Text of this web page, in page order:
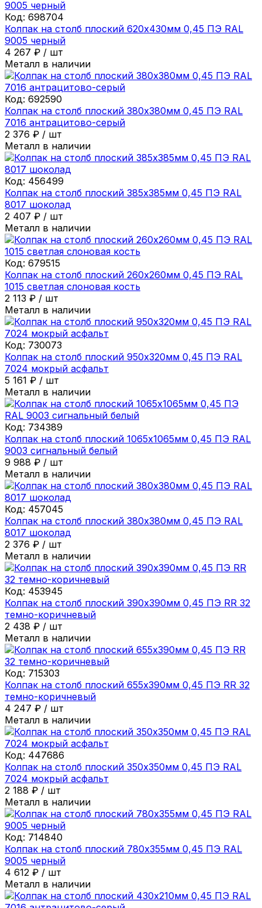
Код: 698704
Колпак на столб плоский 620х430мм 0,45 ПЭ RAL
9005 черный
4 267 ₽ / шт
Металл в наличии
Код: 692590
Колпак на столб плоский 380х380мм 0,45 ПЭ RAL
7016 антрацитово-серый
2 376 ₽ / шт
Металл в наличии
Код: 456499
Колпак на столб плоский 385х385мм 0,45 ПЭ RAL
8017 шоколад
2 407 ₽ / шт
Металл в наличии
Код: 679515
Колпак на столб плоский 260х260мм 0,45 ПЭ RAL
1015 светлая слоновая кость
2 113 ₽ / шт
Металл в наличии
Код: 730073
Колпак на столб плоский 950х320мм 0,45 ПЭ RAL
7024 мокрый асфальт
5 161 ₽ / шт
Металл в наличии
Код: 734389
Колпак на столб плоский 1065х1065мм 0,45 ПЭ RAL
9003 сигнальный белый
9 988 ₽ / шт
Металл в наличии
Код: 457045
Колпак на столб плоский 380х380мм 0,45 ПЭ RAL
8017 шоколад
2 376 ₽ / шт
Металл в наличии
Код: 453945
Колпак на столб плоский 390х390мм 0,45 ПЭ RR 32
темно-коричневый
2 438 ₽ / шт
Металл в наличии
Код: 715303
Колпак на столб плоский 655х390мм 0,45 ПЭ RR 32
темно-коричневый
4 247 ₽ / шт
Металл в наличии
Код: 447686
Колпак на столб плоский 350х350мм 0,45 ПЭ RAL
7024 мокрый асфальт
2 188 ₽ / шт
Металл в наличии
Код: 714840
Колпак на столб плоский 780х355мм 0,45 ПЭ RAL
9005 черный
4 612 ₽ / шт
Металл в наличии